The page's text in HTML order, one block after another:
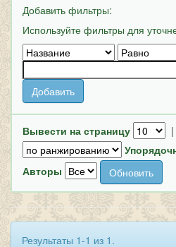
Добавить фильтры:
Используйте фильтры для
Вывести на страницу |
Авторы
Результаты 1-1 из 1.